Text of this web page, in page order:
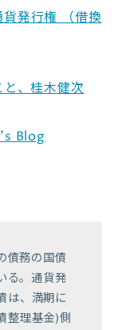
発行権 （借換
、桂木健次
Blog
債務の国債
る。通貨発
は、満期に
整理基金)側